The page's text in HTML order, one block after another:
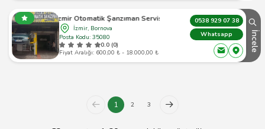
İzmir Otomatik Şanzıman Servisi
İzmir, Bornova
Posta Kodu: 35080
0.0 (0)
Fiyat Aralığı: 600,00 ₺ - 18.000,00 ₺
0538 929 07 38
Whatsapp
İncele
1 2 3